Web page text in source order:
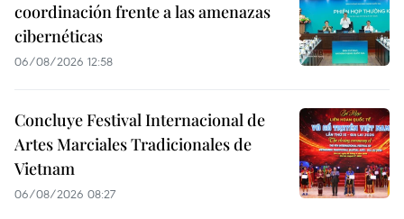
coordinación frente a las amenazas
cibernéticas
06/08/2026 12:58
Concluye Festival Internacional de
Artes Marciales Tradicionales de
Vietnam
06/08/2026 08:27